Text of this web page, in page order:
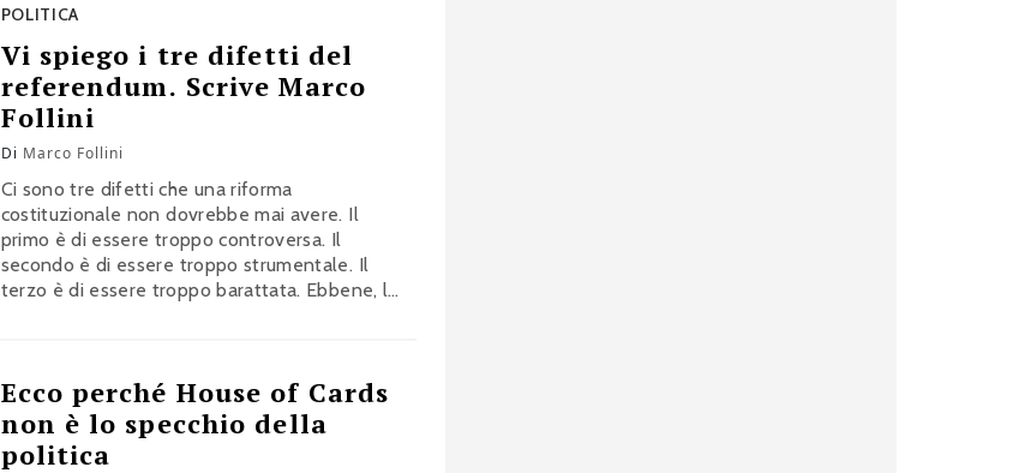
POLITICA
Vi spiego i tre difetti del
referendum. Scrive Marco
Follini
Di Marco Follini
Ci sono tre difetti che una riforma
costituzionale non dovrebbe mai avere. Il
primo è di essere troppo controversa. Il
secondo è di essere troppo strumentale. Il
terzo è di essere troppo barattata. Ebbene, la
da…
Ecco perché House of Cards
non è lo specchio della
politica